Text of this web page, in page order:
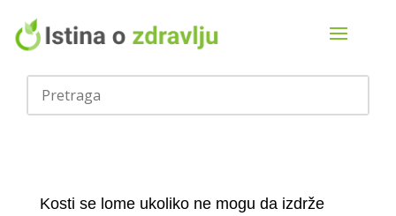
Kosti se lome ukoliko ne mogu da izdrže